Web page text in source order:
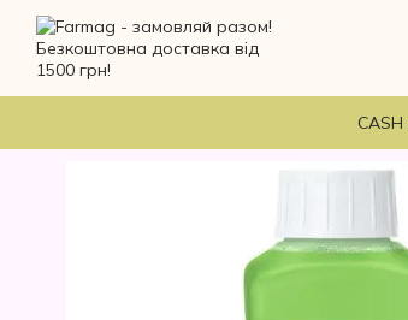
Перейти до основного контенту
CASH